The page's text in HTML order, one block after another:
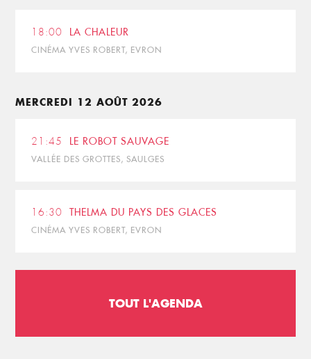
18:00 LA CHALEUR
CINÉMA YVES ROBERT, EVRON
MERCREDI 12 AOÛT 2026
21:45 LE ROBOT SAUVAGE
VALLÉE DES GROTTES, SAULGES
16:30 THELMA DU PAYS DES GLACES
CINÉMA YVES ROBERT, EVRON
TOUT L'AGENDA